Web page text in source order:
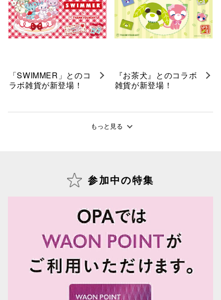
「SWIMMER」とのコ
ラボ雑貨が新登場！
『お茶犬』とのコラボ
雑貨が新登場！
もっと見る
参加中の特集